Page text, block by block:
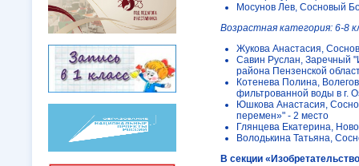
Мосунов Лев, Сосновый
Возрастная категория: 6-8
Жукова Анастасия,
Савин Руслан, Заречный
района Пензенской
Котенева Полина,
фильтрованной воды в г.
Юшкова Анастасия,
перемен»" - 2 место
Глянцева Екатерина,
Володькина Татьяна,
В секции